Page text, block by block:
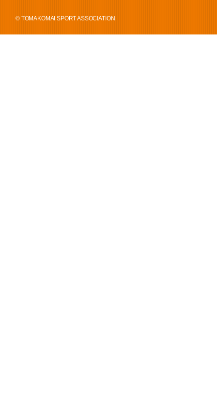
© TOMAKOMAI SPORT ASSOCIATION